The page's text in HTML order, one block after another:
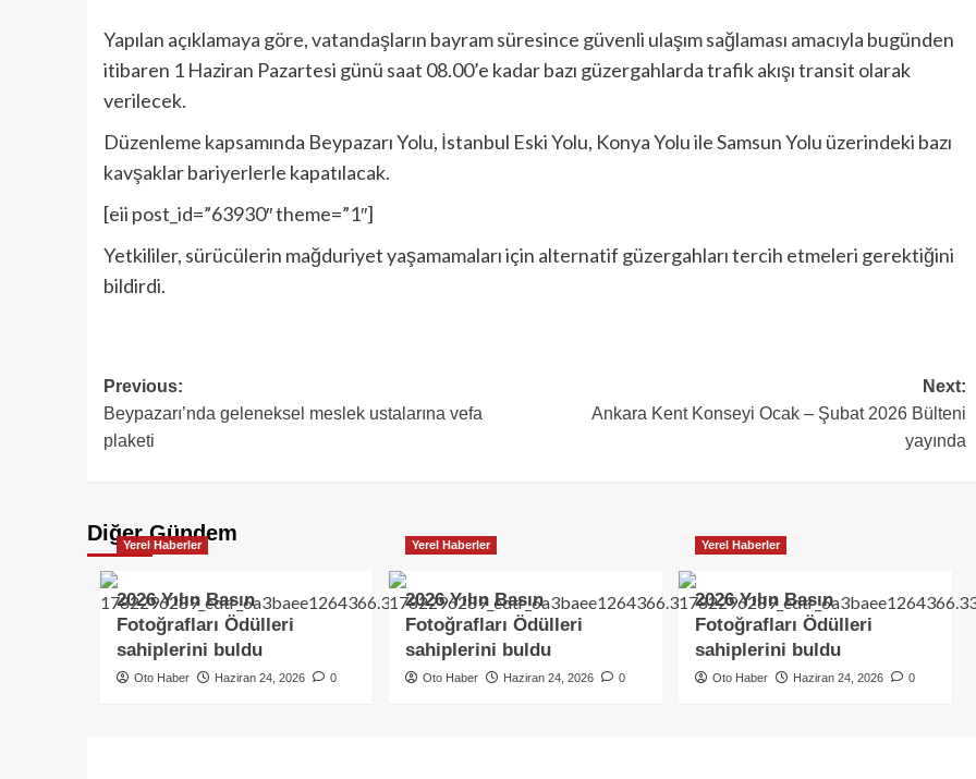
Yapılan açıklamaya göre, vatandaşların bayram süresince güvenli ulaşım sağlaması amacıyla bugünden
itibaren 1 Haziran Pazartesi günü saat 08.00’e kadar bazı güzergahlarda trafik akışı transit olarak
verilecek.
Düzenleme kapsamında Beypazarı Yolu, İstanbul Eski Yolu, Konya Yolu ile Samsun Yolu üzerindeki bazı
kavşaklar bariyerlerle kapatılacak.
[eii post_id=”63930″ theme=”1″]
Yetkililer, sürücülerin mağduriyet yaşamamaları için alternatif güzergahları tercih etmeleri gerektiğini
bildirdi.
Previous:
Beypazarı’nda geleneksel meslek ustalarına vefa
plaketi
Next:
Ankara Kent Konseyi Ocak – Şubat 2026 Bülteni
yayında
Diğer Gündem
Yerel Haberler
2026 Yılın Basın
Fotoğrafları Ödülleri
sahiplerini buldu
Oto Haber Haziran 24, 2026 0
Yerel Haberler
2026 Yılın Basın
Fotoğrafları Ödülleri
sahiplerini buldu
Oto Haber Haziran 24, 2026 0
Yerel Haberler
2026 Yılın Basın
Fotoğrafları Ödülleri
sahiplerini buldu
Oto Haber Haziran 24, 2026 0